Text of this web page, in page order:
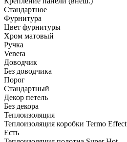
Стандартное
Фурнитура
Цвет фурнитуры
Хром матовый
Ручка
Venera
Доводчик
Без доводчика
Порог
Стандартный
Декор петель
Без декора
Теплоизоляция
Теплоизоляция коробки Termo Effect
Есть